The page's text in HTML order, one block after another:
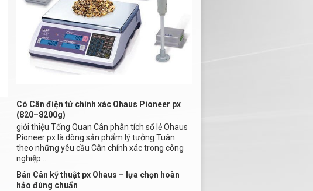
Có Cân điện tử chính xác Ohaus Pioneer px
(820–8200g)
giới thiệu Tổng Quan Cân phân tích số lẻ Ohaus
Pioneer px là dòng sản phẩm lý tưởng Tuân
theo những yêu cầu Cân chính xác trong công
nghiệp...
Bán Cân kỹ thuật px Ohaus – lựa chọn hoàn
hảo đúng chuẩn